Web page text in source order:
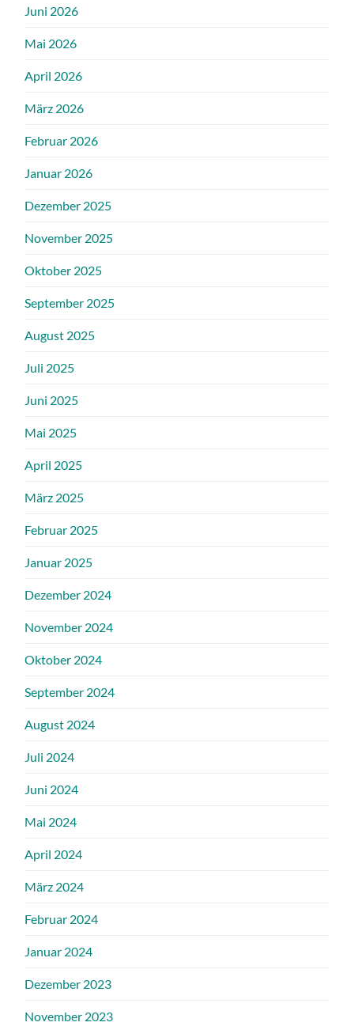
Juni 2026
Mai 2026
April 2026
März 2026
Februar 2026
Januar 2026
Dezember 2025
November 2025
Oktober 2025
September 2025
August 2025
Juli 2025
Juni 2025
Mai 2025
April 2025
März 2025
Februar 2025
Januar 2025
Dezember 2024
November 2024
Oktober 2024
September 2024
August 2024
Juli 2024
Juni 2024
Mai 2024
April 2024
März 2024
Februar 2024
Januar 2024
Dezember 2023
November 2023